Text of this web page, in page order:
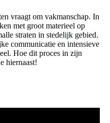
vraagt om vakmanschap. In
met groot materieel op
straten in stedelijk gebied.
communicatie en intensieve
Hoe dit proces in zijn
hiernaast!